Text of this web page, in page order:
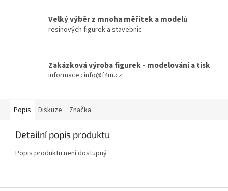
Velký výběr z mnoha měřítek a modelů
resinových figurek a stavebnic
Zakázková výroba figurek - modelování a tisk
informace : info@f4m.cz
Popis Diskuze Značka
Detailní popis produktu
Popis produktu není dostupný